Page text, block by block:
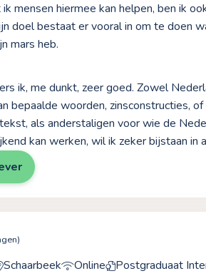
mensen hiermee kan helpen, ben ik
doel bestaat er vooral in om te doen
mars heb.
ik, me dunkt, zeer goed. Zowel
bepaalde woorden, zinsconstructies,
als anderstaligen voor wie de
kan werken, wil ik zeker bijstaan in
Schaarbeek Online Postgraduaat